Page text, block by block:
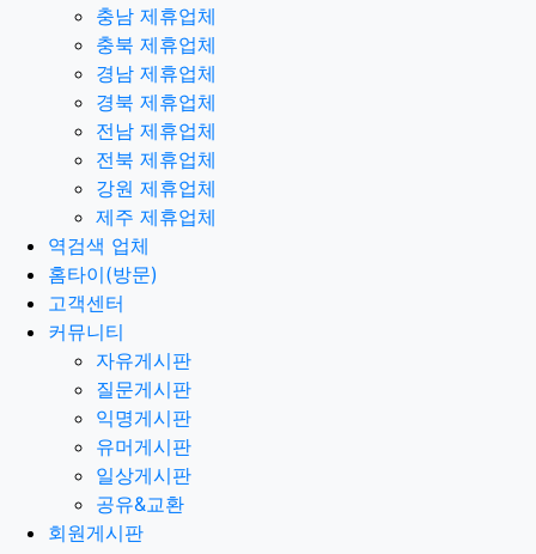
충남 제휴업체
충북 제휴업체
경남 제휴업체
경북 제휴업체
전남 제휴업체
전북 제휴업체
강원 제휴업체
제주 제휴업체
역검색 업체
홈타이(방문)
고객센터
커뮤니티
자유게시판
질문게시판
익명게시판
유머게시판
일상게시판
공유&교환
회원게시판